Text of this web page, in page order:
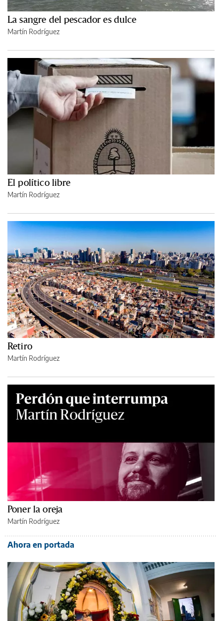
La sangre del pescador es dulce
Martín Rodríguez
El político libre
Martín Rodríguez
Retiro
Martín Rodríguez
Poner la oreja
Martín Rodríguez
Ahora en portada